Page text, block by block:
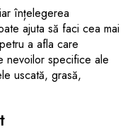
înțelegerea
ajuta să faci cea mai
a afla care
nevoilor specifice ale
uscată, grasă,